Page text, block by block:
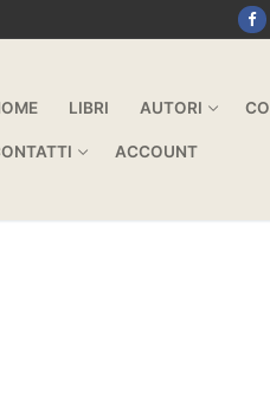
LIBRI AUTORI
ACCOUNT